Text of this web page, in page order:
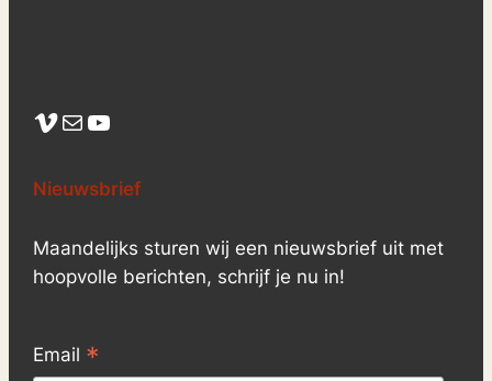
Vimeo Mail YouTube
Nieuwsbrief
Maandelijks sturen wij een nieuwsbrief uit met
hoopvolle berichten, schrijf je nu in!
Email *